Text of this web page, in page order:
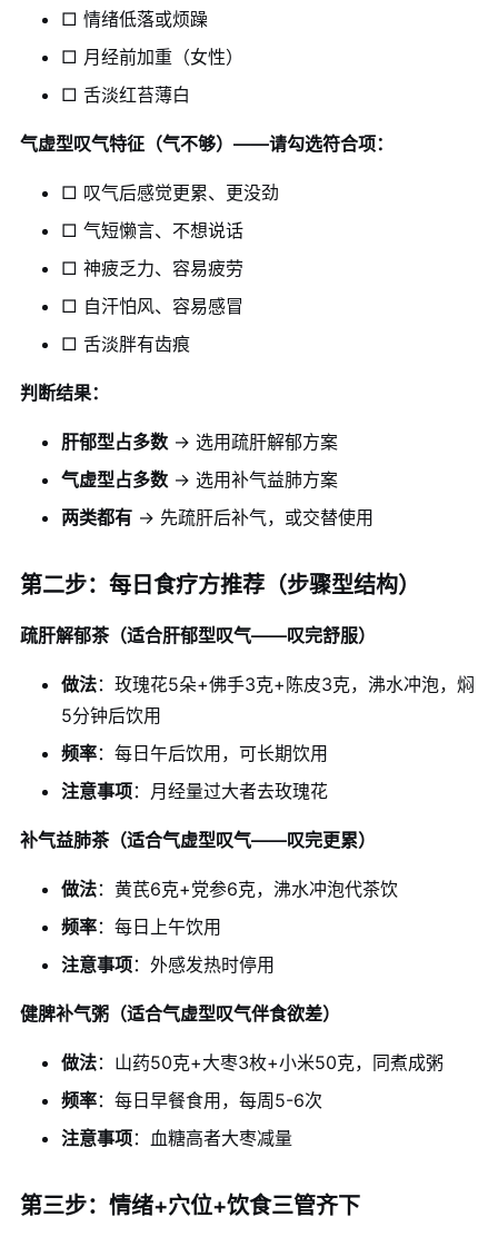
□ 情绪低落或烦躁
□ 月经前加重（女性）
□ 舌淡红苔薄白
气虚型叹气特征（气不够）——请勾选符合项：
□ 叹气后感觉更累、更没劲
□ 气短懒言、不想说话
□ 神疲乏力、容易疲劳
□ 自汗怕风、容易感冒
□ 舌淡胖有齿痕
判断结果：
肝郁型占多数 → 选用疏肝解郁方案
气虚型占多数 → 选用补气益肺方案
两类都有 → 先疏肝后补气，或交替使用
第二步：每日食疗方推荐（步骤型结构）
疏肝解郁茶（适合肝郁型叹气——叹完舒服）
做法：玫瑰花5朵+佛手3克+陈皮3克，沸水冲泡，焖
5分钟后饮用
频率：每日午后饮用，可长期饮用
注意事项：月经量过大者去玫瑰花
补气益肺茶（适合气虚型叹气——叹完更累）
做法：黄芪6克+党参6克，沸水冲泡代茶饮
频率：每日上午饮用
注意事项：外感发热时停用
健脾补气粥（适合气虚型叹气伴食欲差）
做法：山药50克+大枣3枚+小米50克，同煮成粥
频率：每日早餐食用，每周5-6次
注意事项：血糖高者大枣减量
第三步：情绪+穴位+饮食三管齐下